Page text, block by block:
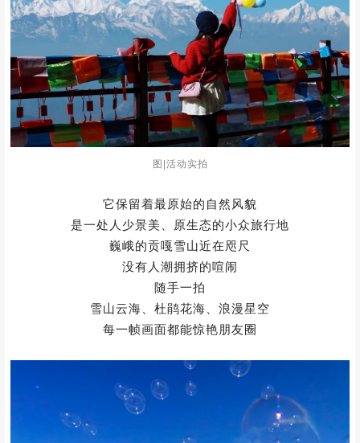
图|活动实拍
它保留着最原始的自然风貌
是一处人少景美、原生态的小众旅行地
巍峨的贡嘎雪山近在咫尺
没有人潮拥挤的喧闹
随手一拍
雪山云海、杜鹃花海、浪漫星空
每一帧画面都能惊艳朋友圈